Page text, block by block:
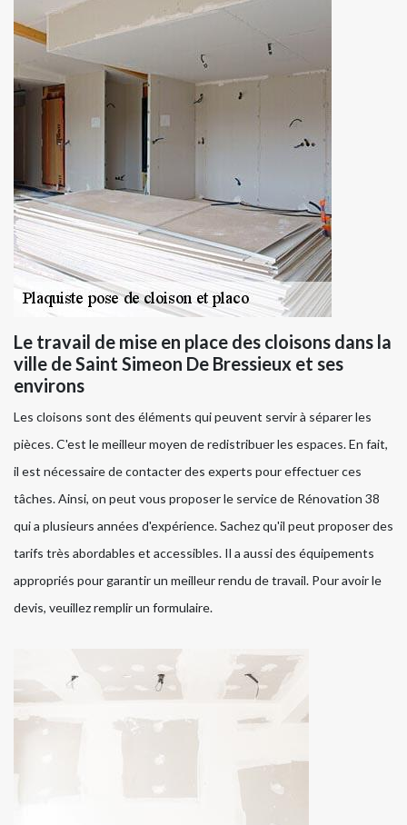
Le travail de mise en place des cloisons dans la
ville de Saint Simeon De Bressieux et ses
environs
Les cloisons sont des éléments qui peuvent servir à séparer les
pièces. C'est le meilleur moyen de redistribuer les espaces. En fait,
il est nécessaire de contacter des experts pour effectuer ces
tâches. Ainsi, on peut vous proposer le service de Rénovation 38
qui a plusieurs années d'expérience. Sachez qu'il peut proposer des
tarifs très abordables et accessibles. Il a aussi des équipements
appropriés pour garantir un meilleur rendu de travail. Pour avoir le
devis, veuillez remplir un formulaire.